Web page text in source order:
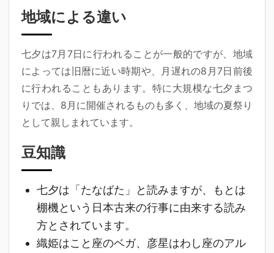
地域による違い
七夕は7月7日に行われることが一般的ですが、地域
によっては旧暦に近い時期や、月遅れの8月7日前後
に行われることもあります。特に大規模な七夕まつ
りでは、8月に開催されるものも多く、地域の夏祭り
として親しまれています。
豆知識
七夕は「たなばた」と読みますが、もとは
棚機という日本古来の行事に由来する読み
方とされています。
織姫はこと座のベガ、彦星はわし座のアル